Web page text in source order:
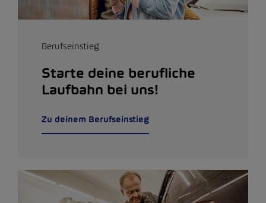
Berufseinstieg
Starte deine berufliche
Laufbahn bei uns!
Zu deinem Berufseinstieg